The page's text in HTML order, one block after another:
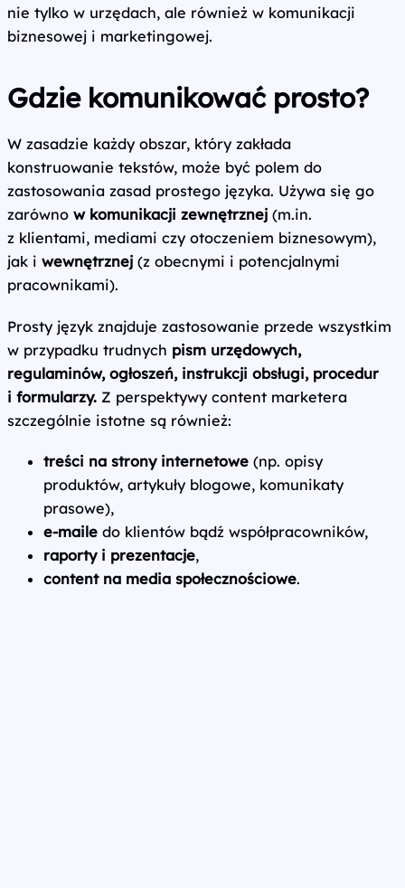
nie tylko w urzędach, ale również w komunikacji
biznesowej i marketingowej.
Gdzie komunikować prosto?
W zasadzie każdy obszar, który zakłada
konstruowanie tekstów, może być polem do
zastosowania zasad prostego języka. Używa się go
zarówno w komunikacji zewnętrznej (m.in.
z klientami, mediami czy otoczeniem biznesowym),
jak i wewnętrznej (z obecnymi i potencjalnymi
pracownikami).
Prosty język znajduje zastosowanie przede wszystkim
w przypadku trudnych pism urzędowych,
regulaminów, ogłoszeń, instrukcji obsługi, procedur
i formularzy. Z perspektywy content marketera
szczególnie istotne są również:
treści na strony internetowe (np. opisy
produktów, artykuły blogowe, komunikaty
prasowe),
e-maile do klientów bądź współpracowników,
raporty i prezentacje,
content na media społecznościowe.